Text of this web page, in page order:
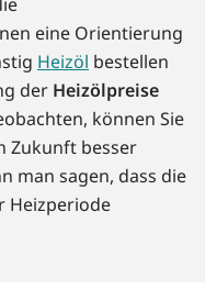
eine Orientierung
Heizöl bestellen
der Heizölpreise
können Sie
Zukunft besser
man sagen, dass die
Heizperiode